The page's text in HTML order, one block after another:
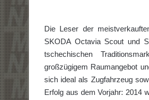
Die Leser der
SKODA Octavia Scout und
tschechischen
großzügigem Raumangebot
sich ideal als Zugfahrzeug
Erfolg aus dem Vorjahr: 2014